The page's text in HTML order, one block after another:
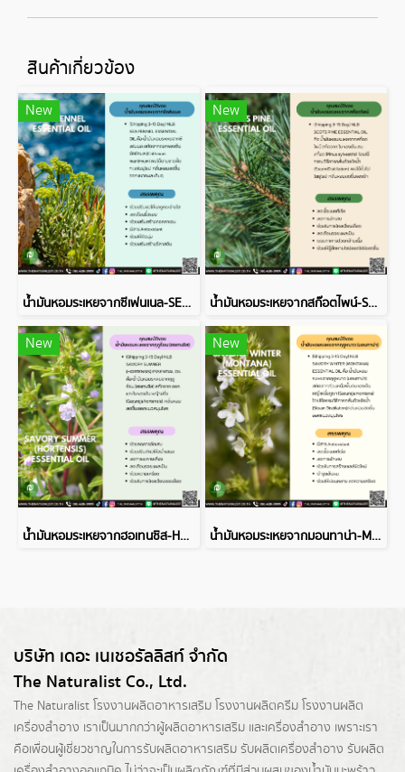
สินค้าเกี่ยวข้อง
New
น้ำมันหอมระเหยจากซีเฟนเนล-SEA FENNEL ESSENTIAL OIL
New
น้ำมันหอมระเหยจากสก๊อตไพน์-SCOTS PINE ESSENTIAL OIL
New
น้ำมันหอมระเหยจากฮอเทนซิส-HORTENSIS ESSENTIAL OIL
New
น้ำมันหอมระเหยจากมอนทาน่า-MONTANA ESSENTIAL OIL
บริษัท เดอะ เนเชอรัลลิสท์ จำกัด
The Naturalist Co., Ltd.
The Naturalist โรงงานผลิตอาหารเสริม โรงงานผลิตครีม โรงงานผลิต
เครื่องสำอาง เราเป็นมากกว่าผู้ผลิตอาหารเสริม และเครื่องสำอาง เพราะเรา
คือเพื่อนผู้เชี่ยวชาญในการรับผลิตอาหารเสริม รับผลิตเครื่องสำอาง รับผลิต